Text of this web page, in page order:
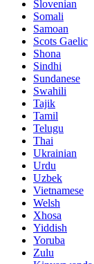
Slovenian
Somali
Samoan
Scots Gaelic
Shona
Sindhi
Sundanese
Swahili
Tajik
Tamil
Telugu
Thai
Ukrainian
Urdu
Uzbek
Vietnamese
Welsh
Xhosa
Yiddish
Yoruba
Zulu